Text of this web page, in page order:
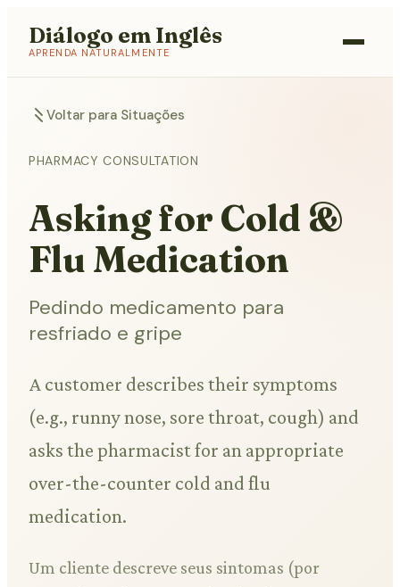
Diálogo em Inglês
APRENDA NATURALMENTE
Voltar para Situações
PHARMACY CONSULTATION
Asking for Cold &
Flu Medication
Pedindo medicamento para
resfriado e gripe
A customer describes their symptoms
(e.g., runny nose, sore throat, cough) and
asks the pharmacist for an appropriate
over-the-counter cold and flu
medication.
Um cliente descreve seus sintomas (por